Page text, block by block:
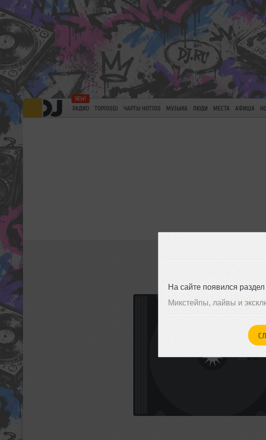
На сайте появился раздел
Микстейпы, лайвы и
РАДИО TOP100DJ ЧАРТЫ HOT100 МУЗЫКА ЛЮДИ МЕСТА АФИША